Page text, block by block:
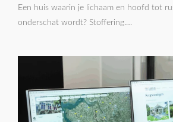
Een huis waarin je lichaam en hoofd tot
onderschat wordt? Stoffering.…